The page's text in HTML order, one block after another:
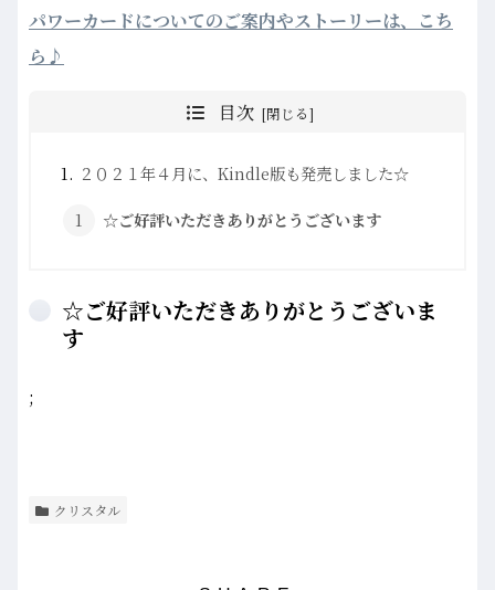
パワーカードについてのご案内やストーリーは、こち
ら♪
目次
２０２１年４月に、Kindle版も発売しました☆
☆ご好評いただきありがとうございます
☆ご好評いただきありがとうございま
す
;
クリスタル